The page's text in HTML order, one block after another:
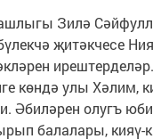
Зилә
җитәкчесе
ирештерделәр.
көндә улы Хәлим,
Әбиләрен олугъ
балалары, кияү-